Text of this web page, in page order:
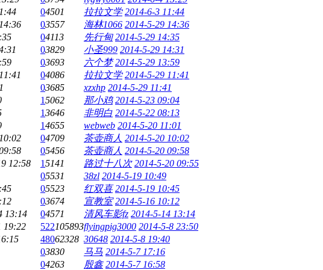
04501 拉拉文学 2014-6-3 11:44
03557 海林1066 2014-5-29 14:36
04113 先行甸 2014-5-29 14:35
03829 小圣999 2014-5-29 14:31
03693 六个梦 2014-5-29 13:59
04086 拉拉文学 2014-5-29 11:41
03685 xzxhp 2014-5-29 11:41
15062 那小鸡 2014-5-23 09:04
13646 非明白 2014-5-22 08:13
14655 webweb 2014-5-20 11:01
04709 茶壶商人 2014-5-20 10:02
05456 茶壶商人 2014-5-20 09:58
12:58 15141 路过十八次 2014-5-20 09:55
05531 38zl 2014-5-19 10:49
05523 红双喜 2014-5-19 10:45
03674 宣教室 2014-5-16 10:12
13:14 04571 清风车影fz 2014-5-14 13:14
19:22 522105893flyingpig3000 2014-5-8 23:50
48062328 30648 2014-5-8 19:40
03830 马马 2014-5-7 17:16
04263 殷鑫 2014-5-7 16:58